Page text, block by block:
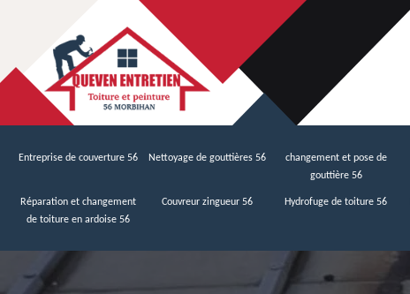
Entreprise de couverture 56 Nettoyage de gouttières 56
changement et pose de
gouttière 56
Réparation et changement
de toiture en ardoise 56
Couvreur zingueur 56 Hydrofuge de toiture 56